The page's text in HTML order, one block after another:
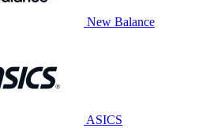
New Balance
ASICS